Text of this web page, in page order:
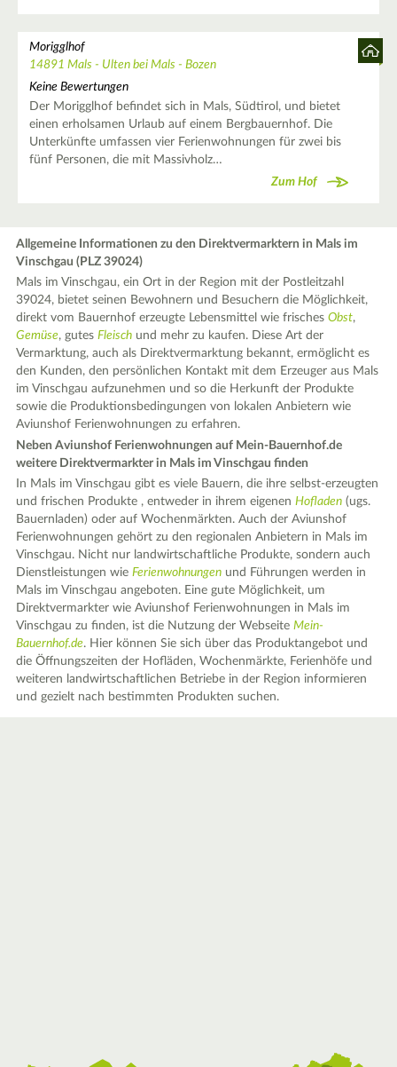
Morigglhof
14891 Mals - Ulten bei Mals - Bozen
Keine Bewertungen
Der Morigglhof befindet sich in Mals, Südtirol, und bietet
einen erholsamen Urlaub auf einem Bergbauernhof. Die
Unterkünfte umfassen vier Ferienwohnungen für zwei bis
fünf Personen, die mit Massivholz…
Zum Hof
Allgemeine Informationen zu den Direktvermarktern in Mals im
Vinschgau (PLZ 39024)
Mals im Vinschgau, ein Ort in der Region mit der Postleitzahl
39024, bietet seinen Bewohnern und Besuchern die Möglichkeit,
direkt vom Bauernhof erzeugte Lebensmittel wie frischesObst,
Gemüse, gutesFleisch und mehr zu kaufen. Diese Art der
Vermarktung, auch als Direktvermarktung bekannt, ermöglicht es
den Kunden, den persönlichen Kontakt mit dem Erzeuger aus Mals
im Vinschgau aufzunehmen und so die Herkunft der Produkte
sowie die Produktionsbedingungen von lokalen Anbietern wie
Aviunshof Ferienwohnungen zu erfahren.
Neben Aviunshof Ferienwohnungen auf Mein-Bauernhof.de
weitere Direktvermarkter in Mals im Vinschgau finden
In Mals im Vinschgau gibt es viele Bauern, die ihre selbst-erzeugten
und frischen Produkte , entweder in ihrem eigenenHofladen (ugs.
Bauernladen) oder auf Wochenmärkten. Auch der Aviunshof
Ferienwohnungen gehört zu den regionalen Anbietern in Mals im
Vinschgau. Nicht nur landwirtschaftliche Produkte, sondern auch
Dienstleistungen wieFerienwohnungen und Führungen werden in
Mals im Vinschgau angeboten. Eine gute Möglichkeit, um
Direktvermarkter wie Aviunshof Ferienwohnungen in Mals im
Vinschgau zu finden, ist die Nutzung der WebseiteMein-
Bauernhof.de. Hier können Sie sich über das Produktangebot und
die Öffnungszeiten der Hofläden, Wochenmärkte, Ferienhöfe und
weiteren landwirtschaftlichen Betriebe in der Region informieren
und gezielt nach bestimmten Produkten suchen.